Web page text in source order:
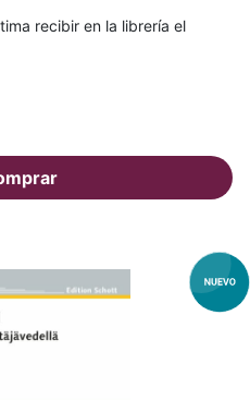
recibir en la librería el